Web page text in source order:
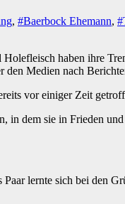
, #Baerbock Ehemann,
haben ihre
den Medien nach
vor einiger Zeit
in dem sie in Frieden
lernte sich bei den